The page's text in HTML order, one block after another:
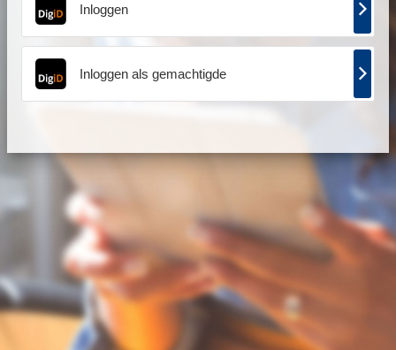
Inloggen
Inloggen als gemachtigde